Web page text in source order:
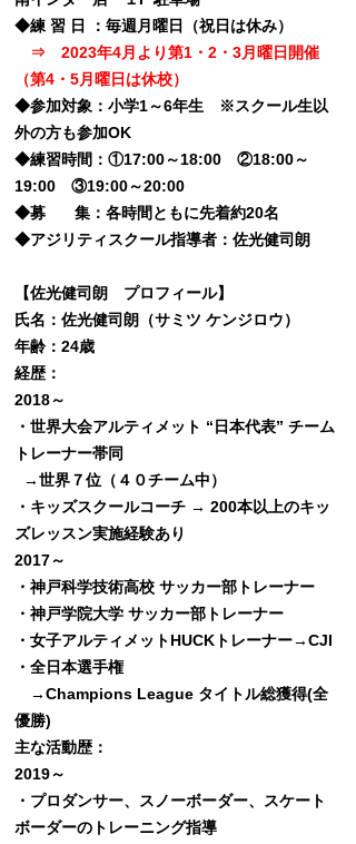
◆練 習 日 ：毎週月曜日（祝日は休み）
⇒ 2023年4月より第1・2・3月曜日開催
（第4・5月曜日は休校）
◆参加対象：小学1～6年生 ※スクール生以
外の方も参加OK
◆練習時間：①17:00～18:00 ②18:00～
19:00 ③19:00～20:00
◆募 集：各時間ともに先着約20名
◆アジリティスクール指導者：佐光健司朗
【佐光健司朗 プロフィール】
氏名：佐光健司朗（サミツ ケンジロウ）
年齢：24歳
経歴：
2018～
・世界大会アルティメット “日本代表” チーム
トレーナー帯同
→世界７位（４０チーム中）
・キッズスクールコーチ → 200本以上のキッ
ズレッスン実施経験あり
2017～
・神戸科学技術高校 サッカー部トレーナー
・神戸学院大学 サッカー部トレーナー
・女子アルティメットHUCKトレーナー→CJI
・全日本選手権
→Champions League タイトル総獲得(全
優勝)
主な活動歴：
2019～
・プロダンサー、スノーボーダー、スケート
ボーダーのトレーニング指導